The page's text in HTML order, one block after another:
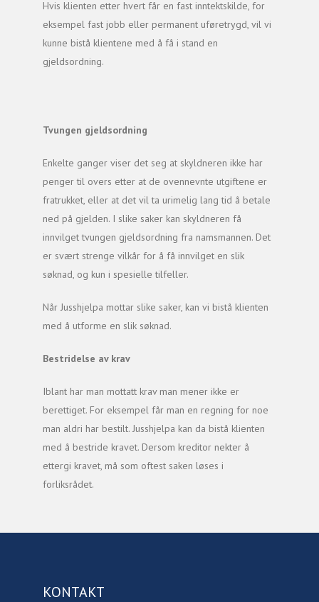
Hvis klienten etter hvert får en fast inntektskilde, for
eksempel fast jobb eller permanent uføretrygd, vil vi
kunne bistå klientene med å få i stand en
gjeldsordning.
Tvungen gjeldsordning
Enkelte ganger viser det seg at skyldneren ikke har
penger til overs etter at de ovennevnte utgiftene er
fratrukket, eller at det vil ta urimelig lang tid å betale
ned på gjelden. I slike saker kan skyldneren få
innvilget tvungen gjeldsordning fra namsmannen. Det
er svært strenge vilkår for å få innvilget en slik
søknad, og kun i spesielle tilfeller.
Når Jusshjelpa mottar slike saker, kan vi bistå klienten
med å utforme en slik søknad.
Bestridelse av krav
Iblant har man mottatt krav man mener ikke er
berettiget. For eksempel får man en regning for noe
man aldri har bestilt. Jusshjelpa kan da bistå klienten
med å bestride kravet. Dersom kreditor nekter å
ettergi kravet, må som oftest saken løses i
forliksrådet.
KONTAKT